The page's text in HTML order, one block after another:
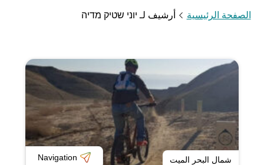
الصفحة الرئيسية أرشيف لـ יוני שטיק מדיה
شمال البحر الميت Navigation